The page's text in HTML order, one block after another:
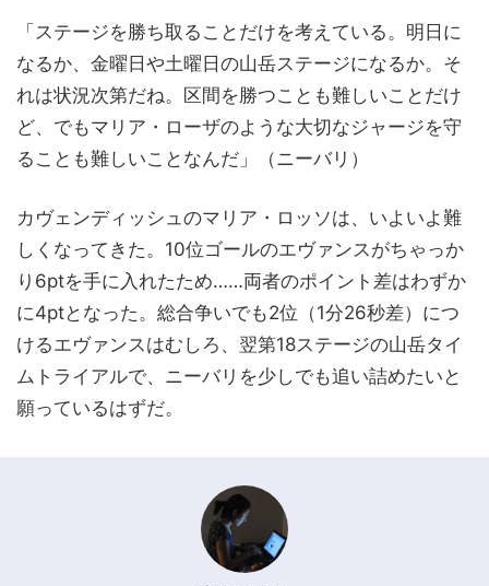
「ステージを勝ち取ることだけを考えている。明日に
なるか、金曜日や土曜日の山岳ステージになるか。そ
れは状況次第だね。区間を勝つことも難しいことだけ
ど、でもマリア・ローザのような大切なジャージを守
ることも難しいことなんだ」（ニーバリ）
カヴェンディッシュのマリア・ロッソは、いよいよ難
しくなってきた。10位ゴールのエヴァンスがちゃっか
り6ptを手に入れたため……両者のポイント差はわずか
に4ptとなった。総合争いでも2位（1分26秒差）につ
けるエヴァンスはむしろ、翌第18ステージの山岳タイ
ムトライアルで、ニーバリを少しでも追い詰めたいと
願っているはずだ。